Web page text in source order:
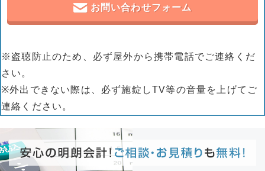
お問い合わせフォーム
※盗聴防止のため、必ず屋外から携帯電話でご連絡くだ
さい。
※外出できない際は、必ず施錠しTV等の音量を上げてご
連絡ください。